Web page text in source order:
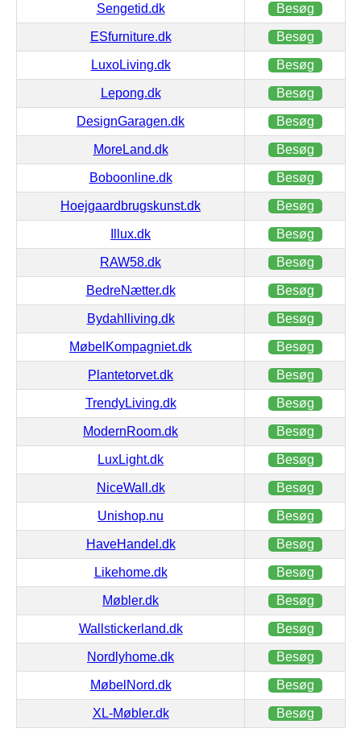
Sengetid.dk Besøg
ESfurniture.dk Besøg
LuxoLiving.dk Besøg
Lepong.dk Besøg
DesignGaragen.dk Besøg
MoreLand.dk Besøg
Boboonline.dk Besøg
Hoejgaardbrugskunst.dk Besøg
Illux.dk Besøg
RAW58.dk Besøg
BedreNætter.dk Besøg
Bydahlliving.dk Besøg
MøbelKompagniet.dk Besøg
Plantetorvet.dk Besøg
TrendyLiving.dk Besøg
ModernRoom.dk Besøg
LuxLight.dk Besøg
NiceWall.dk Besøg
Unishop.nu Besøg
HaveHandel.dk Besøg
Likehome.dk Besøg
Møbler.dk Besøg
Wallstickerland.dk Besøg
Nordlyhome.dk Besøg
MøbelNord.dk Besøg
XL-Møbler.dk Besøg